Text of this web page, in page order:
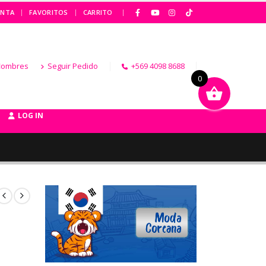
FAVORITOS CARRITO |
Seguir Pedido +569 4098 8688
LOG IN
0